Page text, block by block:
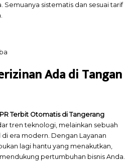
Semuanya sistematis dan sesuai tarif
Ada di Tangan
Terbit Otomatis di Tangerang
tren teknologi, melainkan sebuah
era modern. Dengan Layanan
lagi hantu yang menakutkan,
pertumbuhan bisnis Anda.